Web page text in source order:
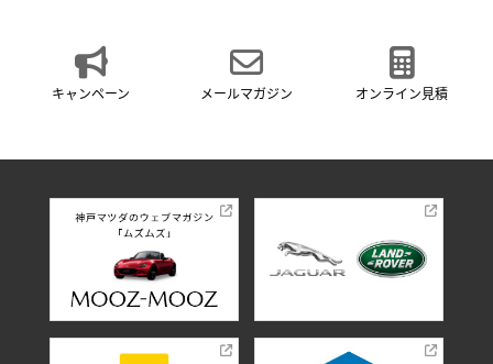
キャンペーン メールマガジン オンライン見積